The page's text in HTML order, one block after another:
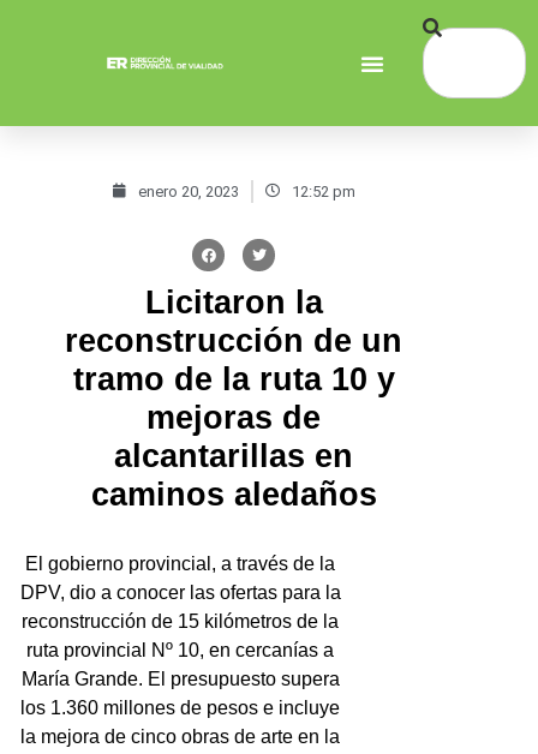
enero 20, 2023 12:52 pm
Licitaron la
reconstrucción de un
tramo de la ruta 10 y
mejoras de
alcantarillas en
caminos aledaños
El gobierno provincial, a través de la
DPV, dio a conocer las ofertas para la
reconstrucción de 15 kilómetros de la
ruta provincial Nº 10, en cercanías a
María Grande. El presupuesto supera
los 1.360 millones de pesos e incluye
la mejora de cinco obras de arte en la